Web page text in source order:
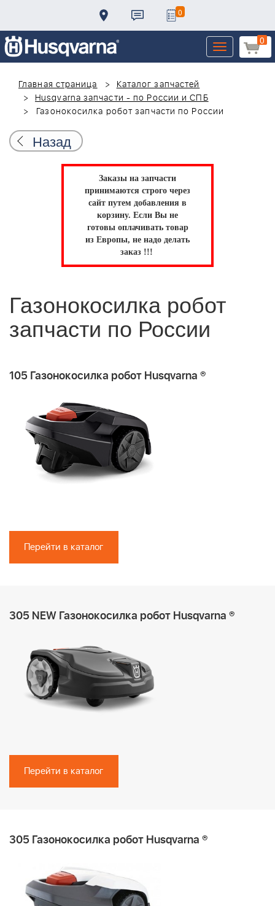
0
0
Toggle
navigation
Главная страница
Каталог запчастей
Husqvarna запчасти - по России и СПБ
Газонокосилка робот запчасти по России
Назад
Заказы на запчасти
принимаются строго через
сайт путем добавления в
корзину. Если Вы не
готовы оплачивать товар
из Европы, не надо делать
заказ !!!
Газонокосилка робот
запчасти по России
105 Газонокосилка робот Husqvarna ®
Перейти в каталог
305 NEW Газонокосилка робот Husqvarna ®
Перейти в каталог
305 Газонокосилка робот Husqvarna ®